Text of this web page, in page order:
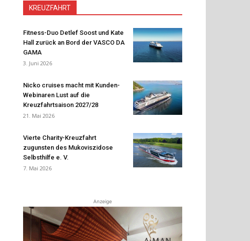
KREUZFAHRT
Fitness-Duo Detlef Soost und Kate
Hall zurück an Bord der VASCO DA
GAMA
3. Juni 2026
Nicko cruises macht mit Kunden-
Webinaren Lust auf die
Kreuzfahrtsaison 2027/28
21. Mai 2026
Vierte Charity-Kreuzfahrt
zugunsten des Mukoviszidose
Selbsthilfe e. V.
7. Mai 2026
Anzeige